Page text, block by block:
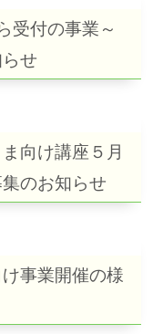
受付の事業～
せ
向け講座５月
のお知らせ
事業開催の様